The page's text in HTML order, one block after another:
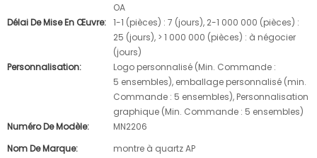
OA
Délai De Mise En Œuvre: 1-1 (pièces) : 7 (jours), 2-1 000 000 (pièces) :
25 (jours), > 1 000 000 (pièces) : à négocier
(jours)
Personnalisation:
Logo personnalisé (Min. Commande :
5 ensembles), emballage personnalisé (min.
Commande : 5 ensembles), Personnalisation
graphique (Min. Commande : 5 ensembles)
Numéro De Modèle:
MN2206
Nom De Marque:
montre à quartz AP